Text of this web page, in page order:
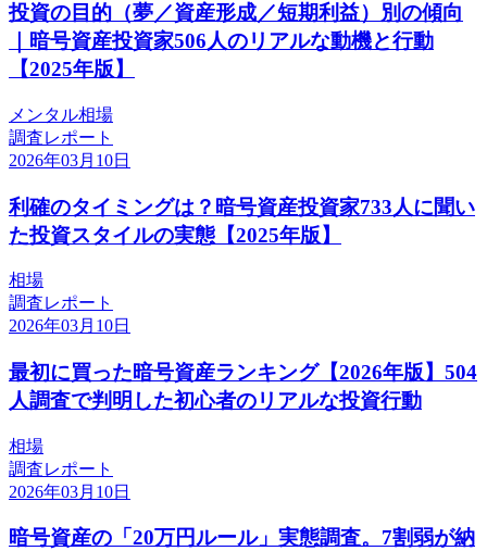
投資の目的（夢／資産形成／短期利益）別の傾向
｜暗号資産投資家506人のリアルな動機と行動
【2025年版】
メンタル相場
調査レポート
2026年03月10日
利確のタイミングは？暗号資産投資家733人に聞い
た投資スタイルの実態【2025年版】
相場
調査レポート
2026年03月10日
最初に買った暗号資産ランキング【2026年版】504
人調査で判明した初心者のリアルな投資行動
相場
調査レポート
2026年03月10日
暗号資産の「20万円ルール」実態調査。7割弱が納